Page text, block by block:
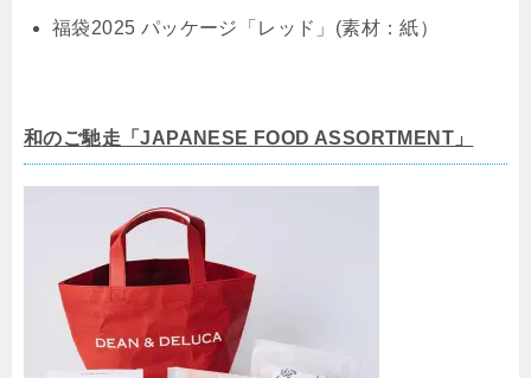
福袋2025 パッケージ「レッド」(素材：紙）
和のご馳走「JAPANESE FOOD ASSORTMENT」